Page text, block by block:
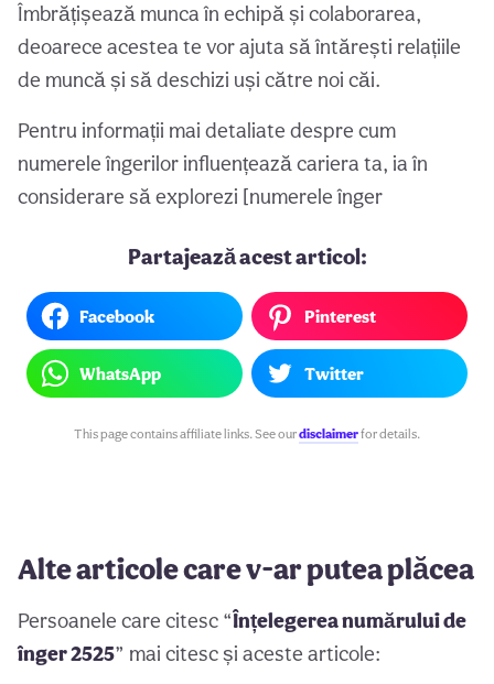
Îmbrățișează munca în echipă și colaborarea,
deoarece acestea te vor ajuta să întărești relațiile
de muncă și să deschizi uși către noi căi.
Pentru informații mai detaliate despre cum
numerele îngerilor influențează cariera ta, ia în
considerare să explorezi [numerele înger
Partajează acest articol:
Facebook Pinterest
WhatsApp Twitter
This page contains affiliate links. See ourdisclaimerfor details.
Alte articole care v-ar putea plăcea
Persoanele care citesc “Înțelegerea numărului de
înger 2525” mai citesc și aceste articole: